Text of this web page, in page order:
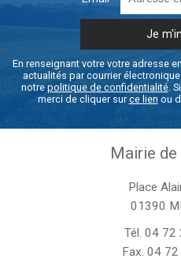
En renseignant votre votre adresse
actualités par courrier
notre politique de confidentialité.
merci de cliquer surce lien ou
Mairie
Place
01390
Tél. 04 72
Fax. 04